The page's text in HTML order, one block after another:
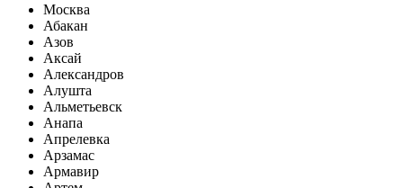
Москва
Абакан
Азов
Аксай
Александров
Алушта
Альметьевск
Анапа
Апрелевка
Арзамас
Армавир